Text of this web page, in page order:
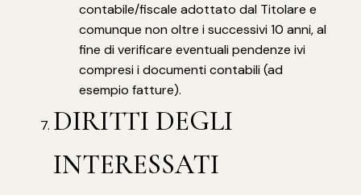
contabile/fiscale adottato dal Titolare e
comunque non oltre i successivi 10 anni, al
fine di verificare eventuali pendenze ivi
compresi i documenti contabili (ad
esempio fatture).
DIRITTI DEGLI
INTERESSATI